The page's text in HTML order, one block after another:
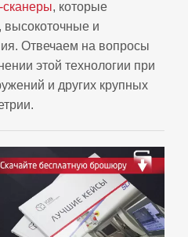
, которые
и
Отвечаем на вопросы
этой технологии при
и других крупных